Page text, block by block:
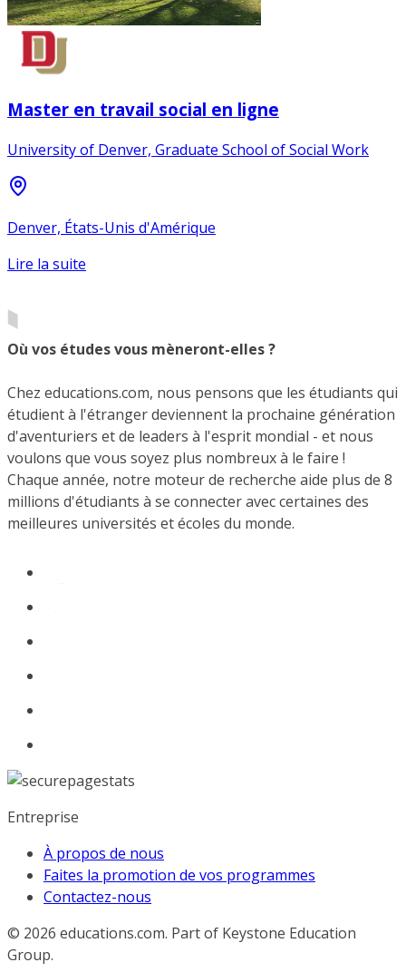
Master en travail social en ligne
University of Denver, Graduate School of Social Work
Denver, États-Unis d'Amérique
Lire la suite
Où vos études vous mèneront-elles ?
Chez educations.com, nous pensons que les étudiants qui
étudient à l'étranger deviennent la prochaine génération
d'aventuriers et de leaders à l'esprit mondial - et nous
voulons que vous soyez plus nombreux à le faire !
Chaque année, notre moteur de recherche aide plus de 8
millions d'étudiants à se connecter avec certaines des
meilleures universités et écoles du monde.
Entreprise
À propos de nous
Faites la promotion de vos programmes
Contactez-nous
© 2026 educations.com. Part of Keystone Education
Group.